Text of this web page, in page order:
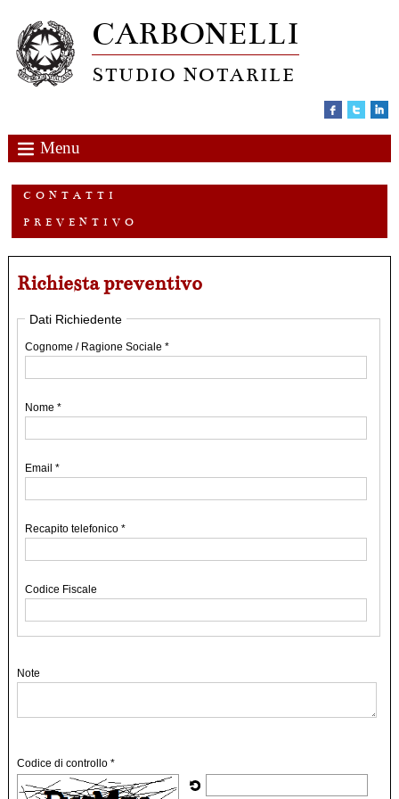
CARBONELLI
STUDIO NOTARILE
Menu
C O N T A T T I
P R E V E N T I V O
Richiesta preventivo
Dati Richiedente
Cognome / Ragione Sociale *
Nome *
Email *
Recapito telefonico *
Codice Fiscale
Note
Codice di controllo *